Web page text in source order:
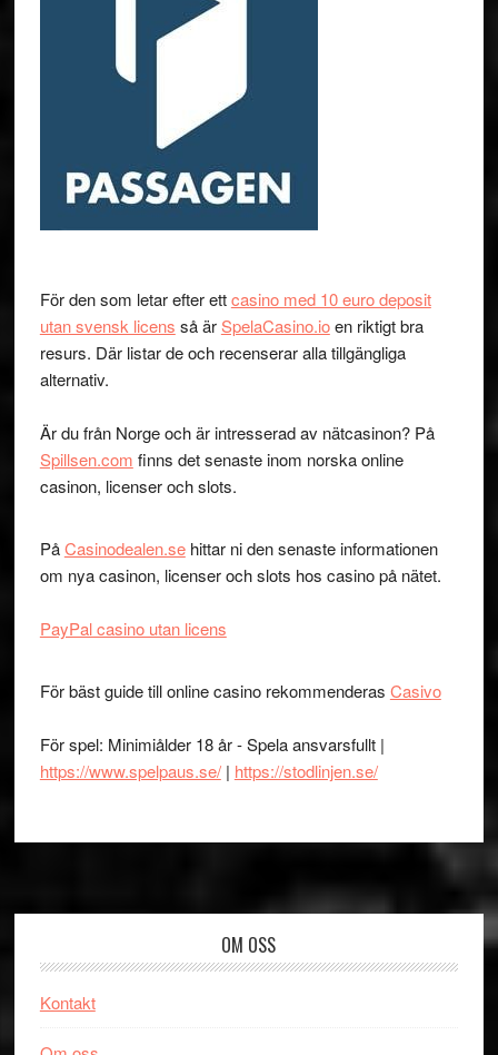
För den som letar efter ettcasino med 10 euro deposit
utan svensk licens så ärSpelaCasino.ioen riktigt bra
resurs. Där listar de och recenserar alla tillgängliga
alternativ.
Är du från Norge och är intresserad av nätcasinon? På
Spillsen.com finns det senaste inom norska online
casinon, licenser och slots.
PåCasinodealen.sehittar ni den senaste informationen
om nya casinon, licenser och slots hos casino på nätet.
PayPal casino utan licens
För bäst guide till online casino rekommenderas Casivo
För spel: Minimiålder 18 år - Spela ansvarsfullt |
https://www.spelpaus.se/| https://stodlinjen.se/
OM OSS
Kontakt